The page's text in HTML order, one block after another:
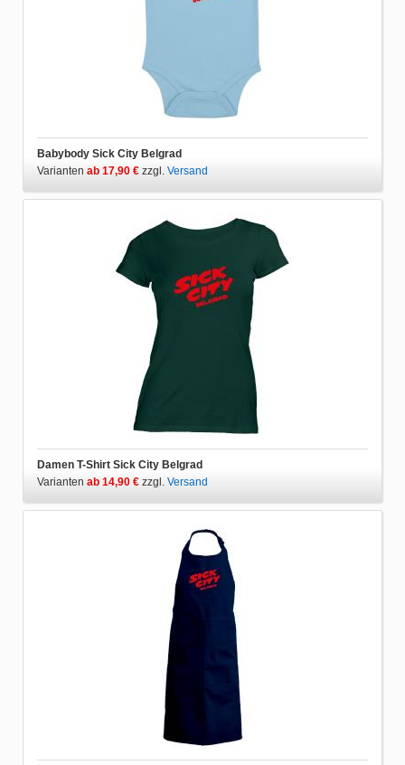
Babybody Sick City Belgrad
Varianten ab 17,90 € zzgl. Versand
Damen T-Shirt Sick City Belgrad
Varianten ab 14,90 € zzgl. Versand